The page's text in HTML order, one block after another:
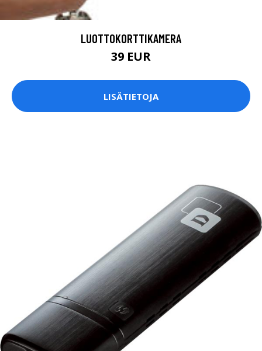
LUOTTOKORTTIKAMERA
39 EUR
LISÄTIETOJA